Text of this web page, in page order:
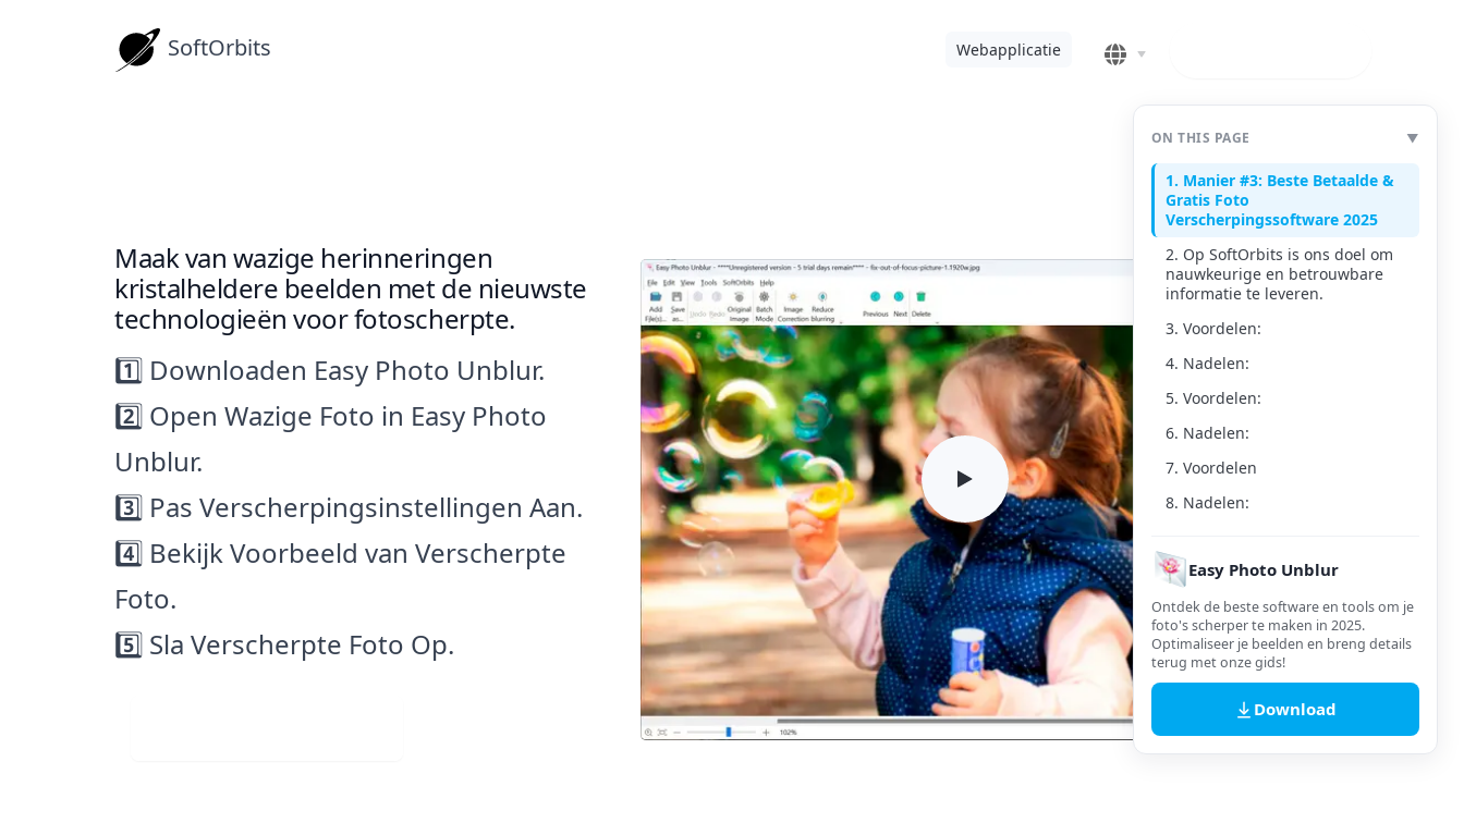
SoftOrbits Webapplicatie
Maak van wazige herinneringen
kristalheldere beelden met de nieuwste
technologieën voor fotoscherpte.
1️⃣ Downloaden Easy Photo Unblur.
2️⃣ Open Wazige Foto in Easy Photo
Unblur.
3️⃣ Pas Verscherpingsinstellingen Aan.
4️⃣ Bekijk Voorbeeld van Verscherpte
Foto.
5️⃣ Sla Verscherpte Foto Op.
ON THIS PAGE ▼
1. Manier #3: Beste Betaalde &
Gratis Foto
Verscherpingssoftware 2025
2. Op SoftOrbits is ons doel om
nauwkeurige en betrouwbare
informatie te leveren.
3. Voordelen:
4. Nadelen:
5. Voordelen:
6. Nadelen:
7. Voordelen
8. Nadelen:
Easy Photo Unblur
Ontdek de beste software en tools om je
foto's scherper te maken in 2025.
Optimaliseer je beelden en breng details
terug met onze gids!
Download